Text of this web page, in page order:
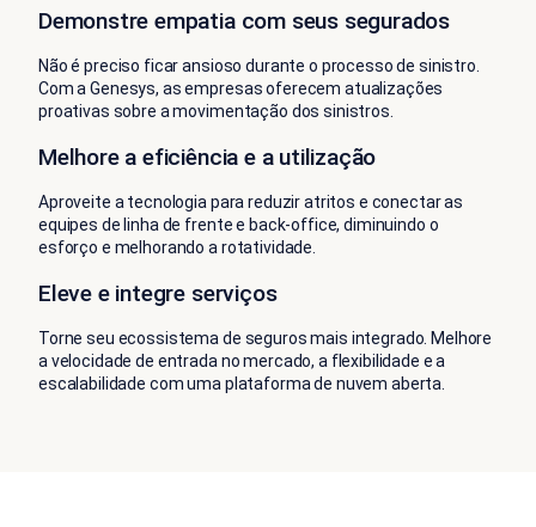
Demonstre empatia com seus segurados
Não é preciso ficar ansioso durante o processo de sinistro.
Com a Genesys, as empresas oferecem atualizações
proativas sobre a movimentação dos sinistros.
Melhore a eficiência e a utilização
Aproveite a tecnologia para reduzir atritos e conectar as
equipes de linha de frente e back-office, diminuindo o
esforço e melhorando a rotatividade.
Eleve e integre serviços
Torne seu ecossistema de seguros mais integrado. Melhore
a velocidade de entrada no mercado, a flexibilidade e a
escalabilidade com uma plataforma de nuvem aberta.